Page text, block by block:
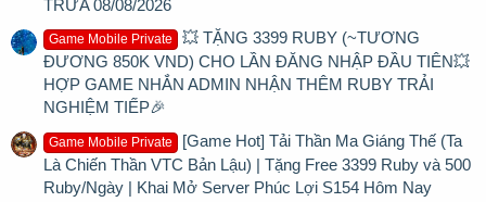
TRƯA 08/08/2026
Game Mobile Private
💥 TẶNG 3399 RUBY (~TƯƠNG
ĐƯƠNG 850K VND) CHO LẦN ĐĂNG NHẬP ĐẦU TIÊN💥
HỢP GAME NHẮN ADMIN NHẬN THÊM RUBY TRẢI
NGHIỆM TIẾP🎉
Game Mobile Private
[Game Hot] Tải Thần Ma Giáng Thế (Ta
Là Chiến Thần VTC Bản Lậu) | Tặng Free 3399 Ruby và 500
Ruby/Ngày | Khai Mở Server Phúc Lợi S154 Hôm Nay